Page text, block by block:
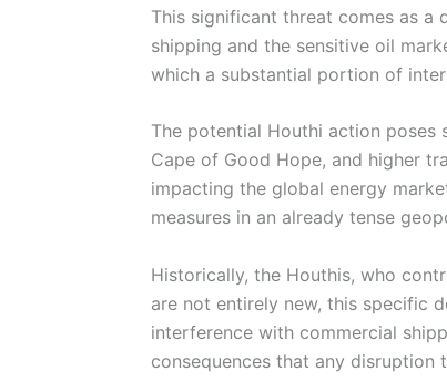
This significant threat comes as a
shipping and the sensitive oil
which a substantial portion of
The potential Houthi action poses
Cape of Good Hope, and higher
impacting the global energy
measures in an already tense
Historically, the Houthis, who
are not entirely new, this specific
interference with commercial
consequences that any